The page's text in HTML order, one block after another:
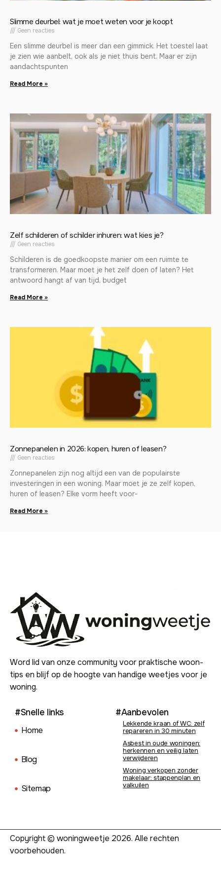
Slimme deurbel: wat je moet weten voor je koopt
Geen reacties
Een slimme deurbel is meer dan een gimmick. Het toestel laat
je zien wie aanbelt, ook als je niet thuis bent. Maar er zijn
aandachtspunten
Read More »
Zelf schilderen of schilder inhuren: wat kies je?
Geen reacties
Schilderen is de goedkoopste manier om een ruimte te
transformeren. Maar moet je het zelf doen of laten? Het
antwoord hangt af van tijd, budget
Read More »
Zonnepanelen in 2026: kopen, huren of leasen?
Geen reacties
Zonnepanelen zijn nog altijd een van de populairste
investeringen in een woning. Maar moet je ze zelf kopen,
huren of leasen? Elke vorm heeft voor-
Read More »
Word lid van onze community voor praktische woon-
tips en blijf op de hoogte van handige weetjes voor je
woning.
#Snelle links
Home
Blog
Sitemap
#Aanbevolen
Lekkende kraan of WC: zelf
repareren in 30 minuten
Asbest in oude woningen:
herkennen en veilig laten
verwijderen
Woning verkopen zonder
makelaar: stappenplan en
valkuilen
Copyright © woningweetje 2026. Alle rechten
voorbehouden.